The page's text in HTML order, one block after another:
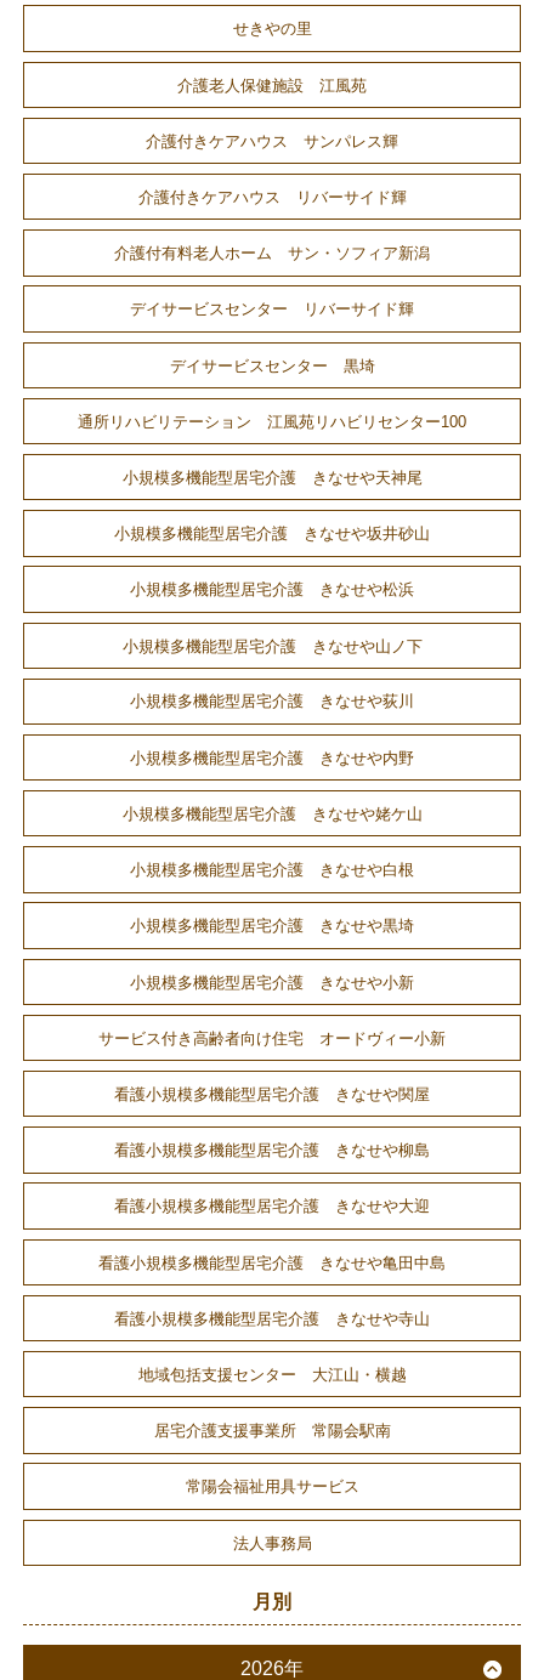
せきやの里
介護老人保健施設 江風苑
介護付きケアハウス サンパレス輝
介護付きケアハウス リバーサイド輝
介護付有料老人ホーム サン・ソフィア新潟
デイサービスセンター リバーサイド輝
デイサービスセンター 黒埼
通所リハビリテーション 江風苑リハビリセンター100
小規模多機能型居宅介護 きなせや天神尾
小規模多機能型居宅介護 きなせや坂井砂山
小規模多機能型居宅介護 きなせや松浜
小規模多機能型居宅介護 きなせや山ノ下
小規模多機能型居宅介護 きなせや荻川
小規模多機能型居宅介護 きなせや内野
小規模多機能型居宅介護 きなせや姥ケ山
小規模多機能型居宅介護 きなせや白根
小規模多機能型居宅介護 きなせや黒埼
小規模多機能型居宅介護 きなせや小新
サービス付き高齢者向け住宅 オードヴィー小新
看護小規模多機能型居宅介護 きなせや関屋
看護小規模多機能型居宅介護 きなせや柳島
看護小規模多機能型居宅介護 きなせや大迎
看護小規模多機能型居宅介護 きなせや亀田中島
看護小規模多機能型居宅介護 きなせや寺山
地域包括支援センター 大江山・横越
居宅介護支援事業所 常陽会駅南
常陽会福祉用具サービス
法人事務局
月別
2026年